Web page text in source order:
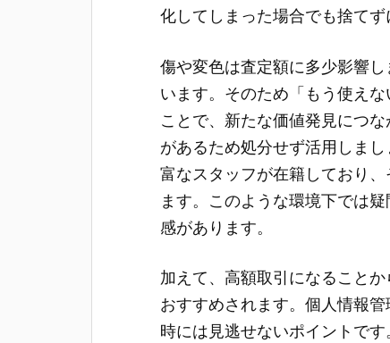
化してしまった場合でも捨てず
傷や変色は査定額に多少影響
います。そのため「もう使え
ことで、新たな価値発見につ
があるため処分せず活用しま
富なスタッフが在籍しており
ます。このような環境下では
感があります。
加えて、高額取引になること
おすすめされます。個人情報
時には見逃せないポイントで